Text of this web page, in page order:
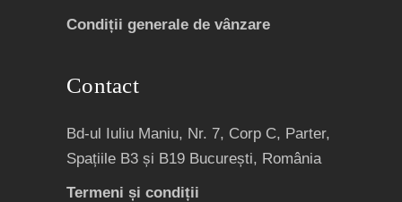
Condiții generale de vânzare
Contact
Bd-ul Iuliu Maniu, Nr. 7, Corp C, Parter,
Spațiile B3 și B19 București, România
Termeni și condiții